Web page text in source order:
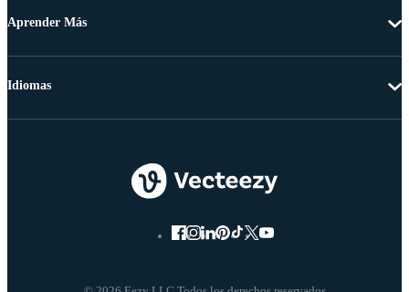
Aprender Más
Idiomas